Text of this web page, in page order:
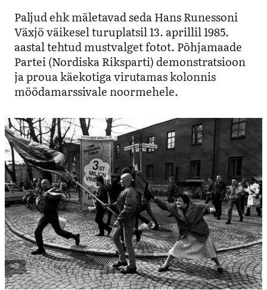
Paljud ehk mäletavad seda Hans Runessoni
Växjö väikesel turuplatsil 13. aprillil 1985.
aastal tehtud mustvalget fotot. Põhjamaade
Partei (Nordiska Riksparti) demonstratsioon
ja proua käekotiga virutamas kolonnis
möödamarssivale noormehele.